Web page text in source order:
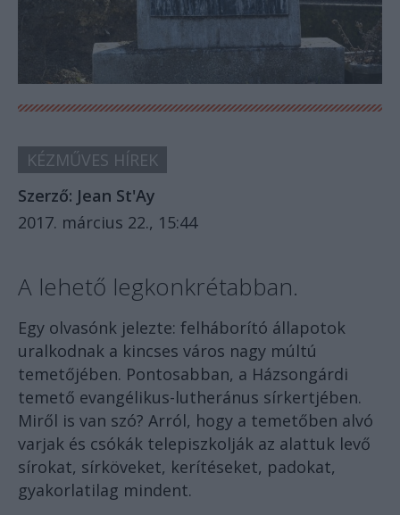
KÉZMŰVES HÍREK
Szerző: Jean St'Ay
2017. március 22., 15:44
A lehető legkonkrétabban.
Egy olvasónk jelezte: felháborító állapotok
uralkodnak a kincses város nagy múltú
temetőjében. Pontosabban, a Házsongárdi
temető evangélikus-lutheránus sírkertjében.
Miről is van szó? Arról, hogy a temetőben alvó
varjak és csókák telepiszkolják az alattuk levő
sírokat, sírköveket, kerítéseket, padokat,
gyakorlatilag mindent.